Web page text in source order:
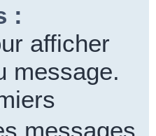
:
afficher
message.
messages